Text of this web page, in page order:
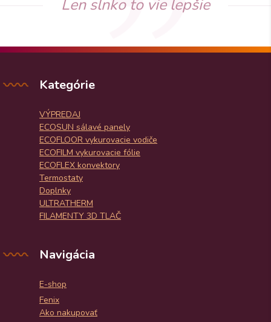
Len slnko to vie lepšie
Kategórie
VÝPREDAJ
ECOSUN sálavé panely
ECOFLOOR vykurovacie vodiče
ECOFILM vykurovacie fólie
ECOFLEX konvektory
Termostaty
Doplnky
ULTRATHERM
FILAMENTY 3D TLAČ
Navigácia
E-shop
Fenix
Ako nakupovať